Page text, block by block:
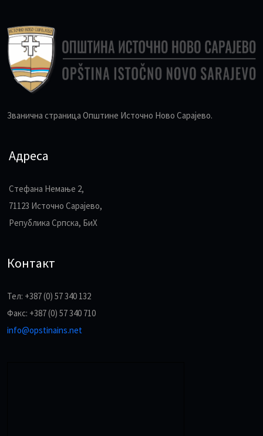
Званична страница Општине Источно Ново Сарајево.
Адреса
Стефана Немање 2,
71123 Источно Сарајево,
Република Српска, БиХ
Контакт
Тел: +387 (0) 57 340 132
Факс: +387 (0) 57 340 710
info@opstinains.net